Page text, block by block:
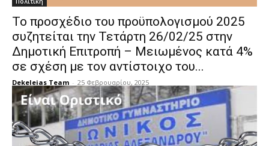
Το προσχέδιο του προϋπολογισμού 2025
συζητείται την Τετάρτη 26/02/25 στην
Δημοτική Επιτροπή – Μειωμένος κατά 4%
σε σχέση με τον αντίστοιχο του...
Dekeleias Team - 25 Φεβρουαρίου, 2025